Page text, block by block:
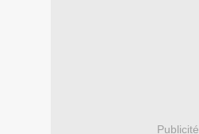
Publicité